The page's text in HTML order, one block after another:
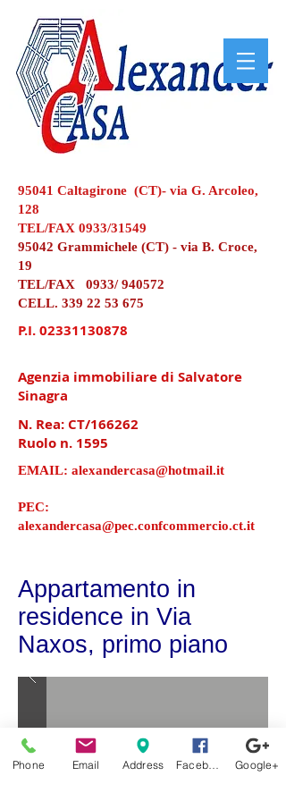
95041 Caltagirone (CT)- via G. Arcoleo,
128
TEL/FAX 0933/31549
95042 Grammichele (CT) - via B. Croce,
19
TEL/FAX 0933/ 940572
CELL. 339 22 53 675
P.I.02331130878
Agenzia immobiliare di Salvatore
Sinagra
N. Rea: CT/166262
Ruolo n. 1595
EMAIL: alexandercasa@hotmail.it
PEC:
alexandercasa@pec.confcommercio.ct.it
Appartamento in
residence in Via
Naxos, primo piano
Phone Email Address Google+